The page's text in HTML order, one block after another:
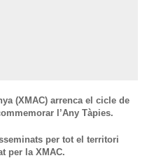
(XMAC) arrenca el cicle de
l’Any Tàpies.
per tot el territori
per la XMAC.